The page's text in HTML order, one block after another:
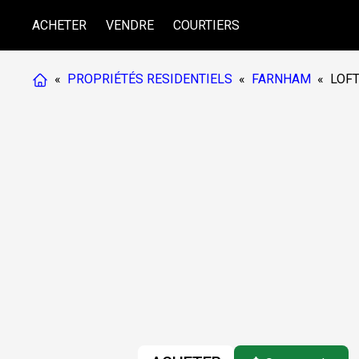
ACHETER VENDRE COURTIERS
« PROPRIÉTÉS RESIDENTIELS « FARNHAM «